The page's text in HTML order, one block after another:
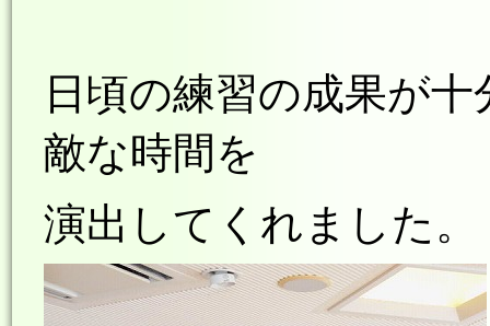
日頃の練習の成果が
敵な時間を
演出 してくれました。